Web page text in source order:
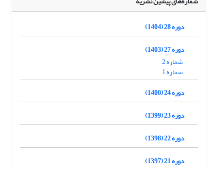
دوره 28 (1404)
دوره 27 (1403)
شماره 2
شماره 1
دوره 24 (1400)
دوره 23 (1399)
دوره 22 (1398)
دوره 21 (1397)